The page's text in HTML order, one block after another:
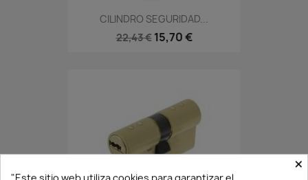
CILINDRO SEGURIDAD...
22,43 € 15,70 €
×